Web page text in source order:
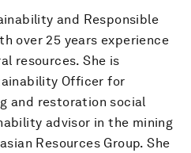
and Responsible
over 25 years experience
resources. She is
Officer for
and restoration social
advisor in the mining
Resources Group. She